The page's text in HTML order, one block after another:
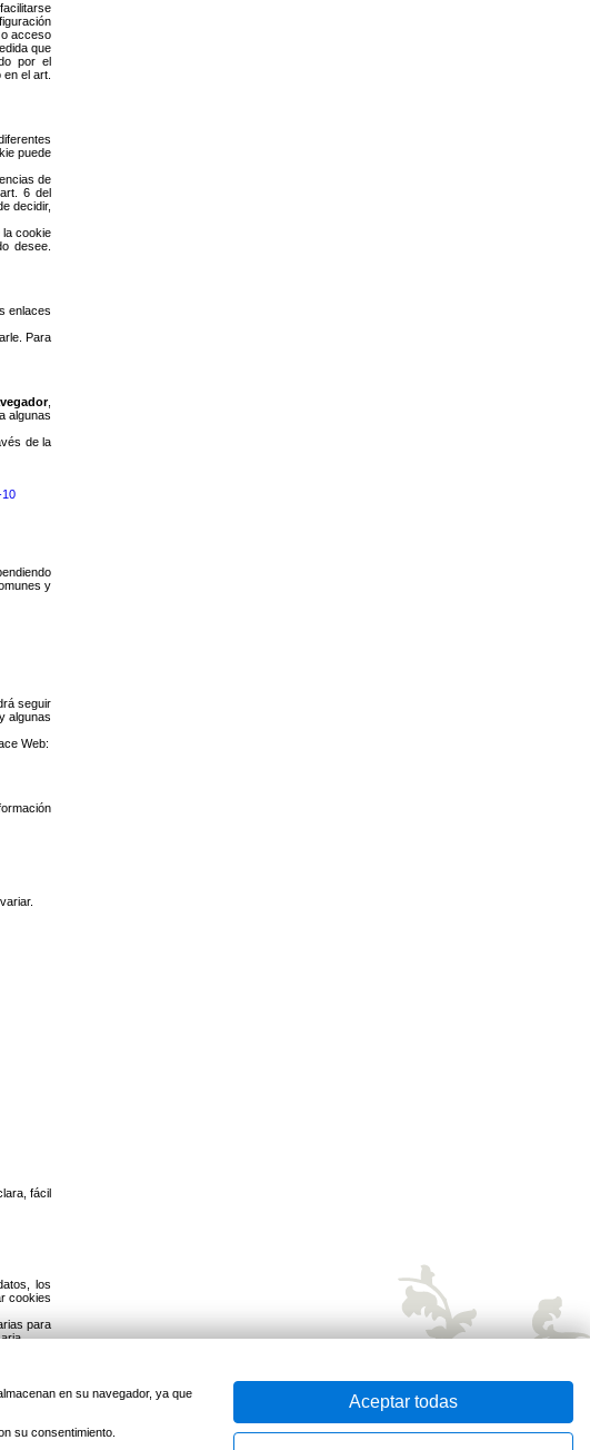
acceso
que
por el
el art.
puede
de
6 del
decidir,
la cookie
desee.
enlaces
Para
,
algunas
de la
10
y
seguir
algunas
Web:
fácil
los
cookies
para
en su navegador, ya que
su consentimiento.
Aceptar todas